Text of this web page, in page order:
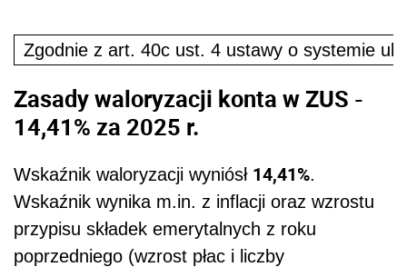
Zgodnie z art. 40c ust. 4 ustawy o systemie
Zasady waloryzacji konta w ZUS -
14,41% za 2025 r.
Wskaźnik waloryzacji wyniósł 14,41%.
Wskaźnik wynika m.in. z inflacji oraz wzrostu
przypisu składek emerytalnych z roku
poprzedniego (wzrost płac i liczby